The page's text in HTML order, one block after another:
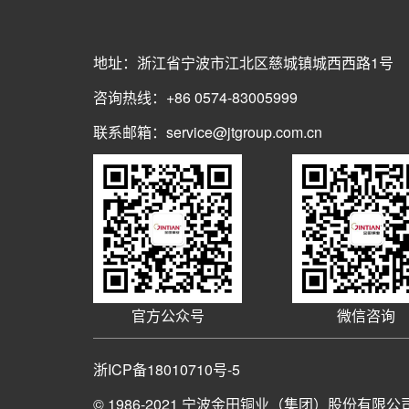
地址：浙江省宁波市江北区慈城镇城西西路1号
咨询热线：+86 0574-83005999
联系邮箱：service@jtgroup.com.cn
官方公众号 微信咨询
浙ICP备18010710号-5
© 1986-2021 宁波金田铜业（集团）股份有限公